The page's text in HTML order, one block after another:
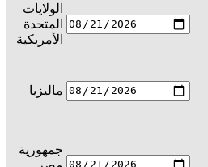
الولايات
المتحدة
الأمريكية
ماليزيا
جمهورية